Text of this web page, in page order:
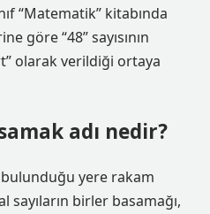
“Matematik” kitabında
göre “48” sayısının
olarak verildiği ortaya
adı nedir?
bulunduğu yere rakam
sayıların birler basamağı,